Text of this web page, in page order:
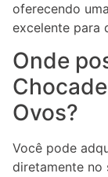
oferecendo
excelente para
Onde
Ovos?
Você pode
diretamente no